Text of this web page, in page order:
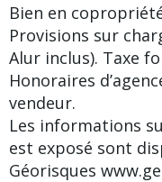
Bien en
Provisions sur
Alur inclus). Taxe
Honoraires
vendeur.
Les informations
est exposé sont
Géorisques